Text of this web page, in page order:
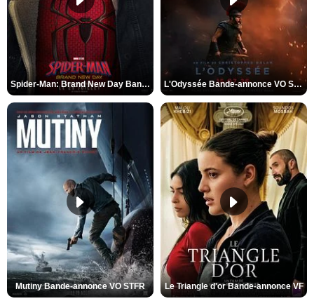
Spider-Man: Brand New Day Bande-annonce VO STFR L'Odyssée Bande-annonce VO STFR
Mutiny Bande-annonce VO STFR Le Triangle d'or Bande-annonce VF